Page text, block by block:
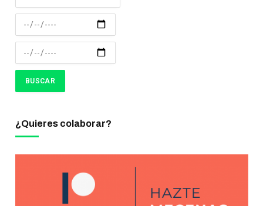
¿Quieres colaborar?